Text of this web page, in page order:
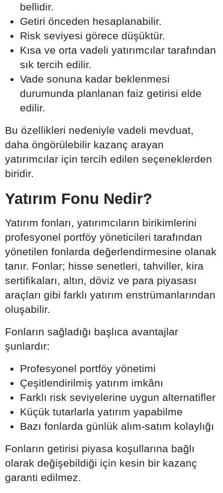
bellidir.
Getiri önceden hesaplanabilir.
Risk seviyesi görece düşüktür.
Kısa ve orta vadeli yatırımcılar tarafından
sık tercih edilir.
Vade sonuna kadar beklenmesi
durumunda planlanan faiz getirisi elde
edilir.
Bu özellikleri nedeniyle vadeli mevduat,
daha öngörülebilir kazanç arayan
yatırımcılar için tercih edilen seçeneklerden
biridir.
Yatırım Fonu Nedir?
Yatırım fonları, yatırımcıların birikimlerini
profesyonel portföy yöneticileri tarafından
yönetilen fonlarda değerlendirmesine olanak
tanır. Fonlar; hisse senetleri, tahviller, kira
sertifikaları, altın, döviz ve para piyasası
araçları gibi farklı yatırım enstrümanlarından
oluşabilir.
Fonların sağladığı başlıca avantajlar
şunlardır:
Profesyonel portföy yönetimi
Çeşitlendirilmiş yatırım imkânı
Farklı risk seviyelerine uygun alternatifler
Küçük tutarlarla yatırım yapabilme
Bazı fonlarda günlük alım-satım kolaylığı
Fonların getirisi piyasa koşullarına bağlı
olarak değişebildiği için kesin bir kazanç
garanti edilmez.